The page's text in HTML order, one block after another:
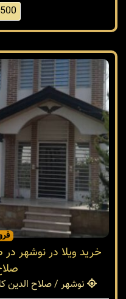
6.500
خرید ویلا در نوشهر در
نوشهر / صلاح الدین